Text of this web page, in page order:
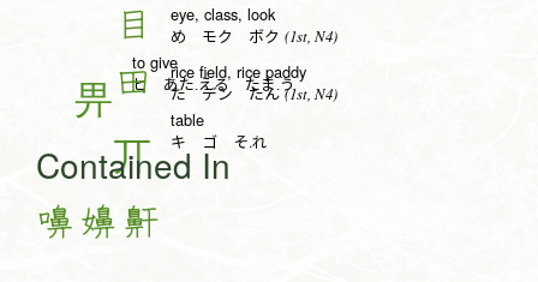
目 eye, class, look
め モク ボク (1st, N4)
to give
ヒ あた.える たま.う
田 rice field, rice paddy
た デン たん (1st, N4)
table
キ ゴ そ.れ
Contained In
嚊 嬶 鼾